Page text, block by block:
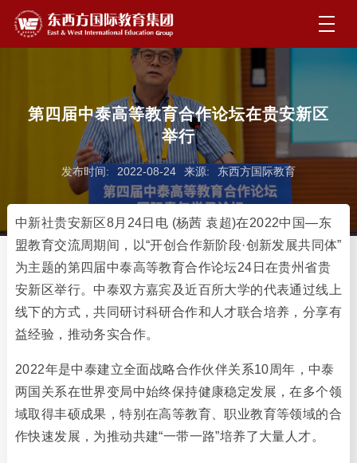
第四届中泰高等教育合作论坛在贵安新区
举行
发布时间: 2022-08-24 来源: 东西方国际教育
中新社贵安新区8月24日电 (杨茜 袁超)在2022中国—东
盟教育交流周期间，以“开创合作新阶段·创新发展共同体”
为主题的第四届中泰高等教育合作论坛24日在贵州省贵
安新区举行。中泰双方嘉宾及近百所大学的代表通过线上
线下的方式，共同研讨科研合作和人才联合培养，分享有
益经验，推动务实合作。
2022年是中泰建立全面战略合作伙伴关系10周年，中泰
两国关系在世界变局中始终保持健康稳定发展，在多个领
域取得丰硕成果，特别在高等教育、职业教育等领域的合
作快速发展，为推动共建“一带一路”培养了大量人才。